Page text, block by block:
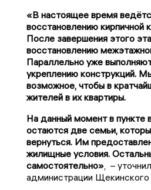
«В настоящее время
восстановлению кирпичной
После завершения этого
восстановлению
Параллельно уже
укреплению конструкций.
возможное, чтобы в
жителей в их квартиры.
На данный момент в пункте
остаются две семьи,
вернуться. Им
жилищные условия.
самостоятельно» , –
администрации Щекинского